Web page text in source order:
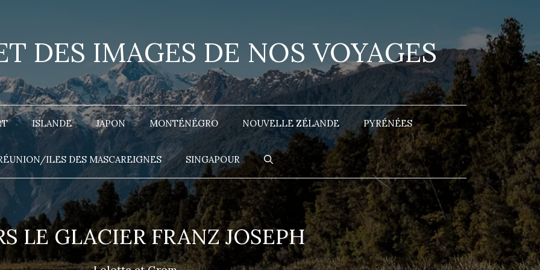
DES IMAGES DE NOS VOYAGES
ISLANDE JAPON MONTÉNÉGRO NOUVELLE ZÉLANDE PYRÉNÉES
ILES DES MASCAREIGNES SINGAPOUR
LE GLACIER FRANZ JOSEPH